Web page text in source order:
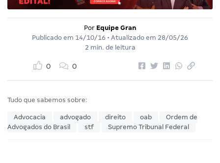
Por Equipe Gran
Publicado em 14/10/16 • Atualizado em 28/05/26
2 min. de leitura
0 0
Tudo que sabemos sobre:
Advocacia advogado direito oab
Ordem de
Advogados do Brasil
stf Supremo Tribunal Federal